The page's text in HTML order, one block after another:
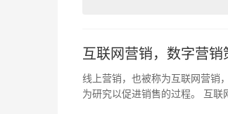
互联网营销，数字营销
线上营销，也被称为互联网营销
为研究以促进销售的过程。 互